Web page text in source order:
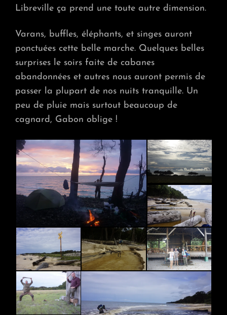
Libreville ça prend une toute autre dimension.
Varans, buffles, éléphants, et singes auront
ponctuées cette belle marche. Quelques belles
surprises le soirs faite de cabanes
abandonnées et autres nous auront permis de
passer la plupart de nos nuits tranquille. Un
peu de pluie mais surtout beaucoup de
cagnard, Gabon oblige !